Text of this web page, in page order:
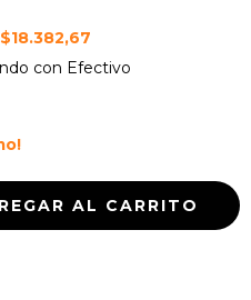
$18.382,67
con Efectivo